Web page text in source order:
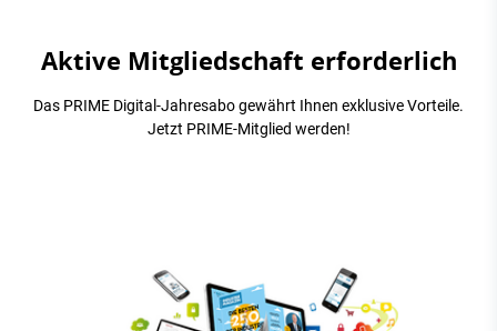
Aktive Mitgliedschaft erforderlich
Das PRIME Digital-Jahresabo gewährt Ihnen exklusive Vorteile.
Jetzt PRIME-Mitglied werden!